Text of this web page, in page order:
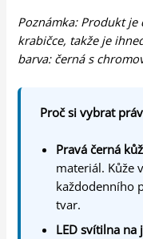
Poznámka: Produkt
krabičce, takže je
barva: černá s
Proč si vybrat
Pravá černá
materiál. Kůže
každodenního
tvar.
LED svítilna